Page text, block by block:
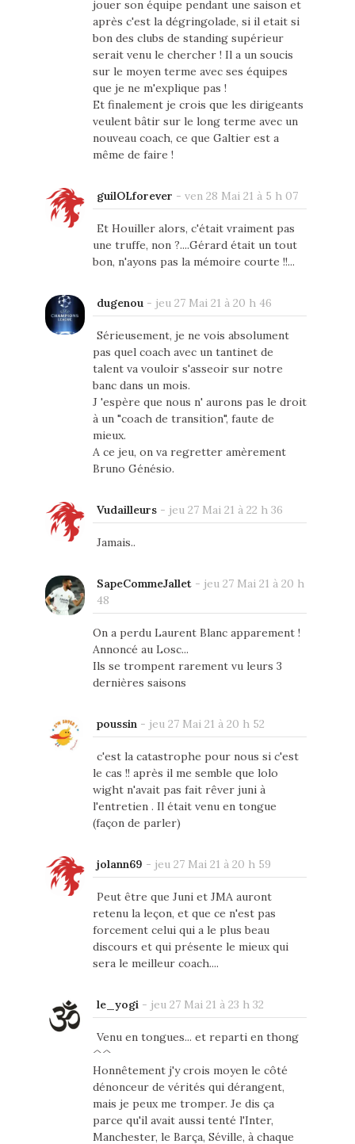
jouer son équipe pendant une saison et
après c'est la dégringolade, si il etait si
bon des clubs de standing supérieur
serait venu le chercher ! Il a un soucis
sur le moyen terme avec ses équipes
que je ne m'explique pas !
Et finalement je crois que les dirigeants
veulent bâtir sur le long terme avec un
nouveau coach, ce que Galtier est a
même de faire !
guilOLforever - ven 28 Mai 21 à 5 h 07
Et Houiller alors, c'était vraiment pas
une truffe, non ?....Gérard était un tout
bon, n'ayons pas la mémoire courte !!...
dugenou - jeu 27 Mai 21 à 20 h 46
Sérieusement, je ne vois absolument
pas quel coach avec un tantinet de
talent va vouloir s'asseoir sur notre
banc dans un mois.
J 'espère que nous n' aurons pas le droit
à un "coach de transition", faute de
mieux.
A ce jeu, on va regretter amèrement
Bruno Génésio.
Vudailleurs- jeu 27 Mai 21 à 22 h 36
Jamais..
SapeCommeJallet- jeu 27 Mai 21 à 20 h
48
On a perdu Laurent Blanc apparement !
Annoncé au Losc...
Ils se trompent rarement vu leurs 3
dernières saisons
poussin - jeu 27 Mai 21 à 20 h 52
c'est la catastrophe pour nous si c'est
le cas !! après il me semble que lolo
wight n'avait pas fait rêver juni à
l'entretien . Il était venu en tongue
(façon de parler)
jolann69 - jeu 27 Mai 21 à 20 h 59
Peut être que Juni et JMA auront
retenu la leçon, et que ce n'est pas
forcement celui qui a le plus beau
discours et qui présente le mieux qui
sera le meilleur coach....
le_yogi - jeu 27 Mai 21 à 23 h 32
Venu en tongues... et reparti en thong
^^
Honnêtement j'y crois moyen le côté
dénonceur de vérités qui dérangent,
mais je peux me tromper. Je dis ça
parce qu'il avait aussi tenté l'Inter,
Manchester, le Barça, Séville, à chaque